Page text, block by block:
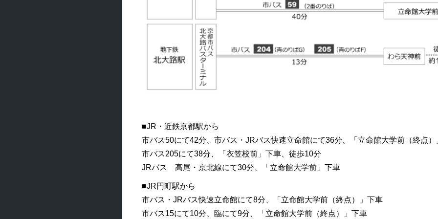
■JR・近鉄京都駅から
市バス50にて42分、市バス・JRバス快速立命館にて36分、「立命館大学前（終点）
市バス205にて38分、「衣笠校前」下車、徒歩10分
JRバス 高尾・京北線にて30分、「立命館大学前」下車
■JR円町駅から
市バス・JRバス快速立命館にて8分、「立命館大学前（終点）」下車
市バス15にて10分、臨にて9分、「立命館大学前（終点）」下車